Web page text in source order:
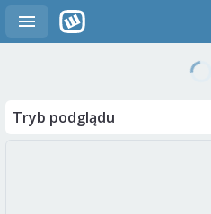
Tryb podglądu